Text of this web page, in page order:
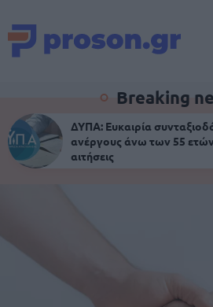
Breaking
ΔΥΠΑ: Ευκαιρία
ανέργους άνω των 55 ετών
αιτήσεις